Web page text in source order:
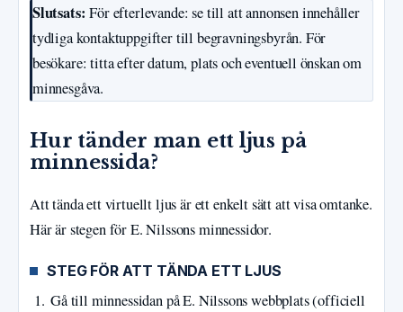
Slutsats: För efterlevande: se till att annonsen innehåller
tydliga kontaktuppgifter till begravningsbyrån. För
besökare: titta efter datum, plats och eventuell önskan om
minnesgåva.
Hur tänder man ett ljus på
minnessida?
Att tända ett virtuellt ljus är ett enkelt sätt att visa omtanke.
Här är stegen för E. Nilssons minnessidor.
STEG FÖR ATT TÄNDA ETT LJUS
Gå till minnessidan på E. Nilssons webbplats (officiell